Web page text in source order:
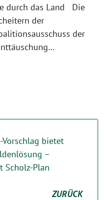
durch das Land Die
der
der
Vorschlag bietet
–
Scholz-Plan
ZURÜCK